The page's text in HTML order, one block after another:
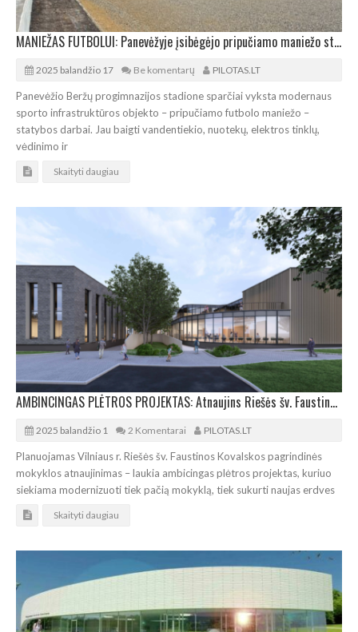
MANIEŽAS FUTBOLUI: Panevėžyje įsibėgėjo pripučiamo maniežo statybos
2025 balandžio 17 Be komentarų PILOTAS.LT
Panevėžio Beržų progimnazijos stadione sparčiai vyksta modernaus
sporto infrastruktūros objekto – pripučiamo futbolo maniežo –
statybos darbai. Jau baigti vandentiekio, nuotekų, elektros tinklų,
vėdinimo ir
Skaityti daugiau
AMBINCINGAS PLĖTROS PROJEKTAS: Atnaujins Riešės šv. Faustinos Kovalskos pagrindinę mokyklą
2025 balandžio 1 2 Komentarai PILOTAS.LT
Planuojamas Vilniaus r. Riešės šv. Faustinos Kovalskos pagrindinės
mokyklos atnaujinimas – laukia ambicingas plėtros projektas, kuriuo
siekiama modernizuoti tiek pačią mokyklą, tiek sukurti naujas erdves
Skaityti daugiau